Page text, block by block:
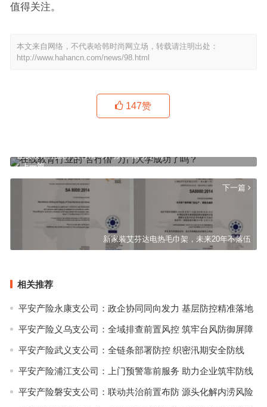
值得关注。
本文来自网络，不代表哈韩时尚网立场，转载请注明出处：
http://www.hahancn.com/news/98.html
147赞
上一篇
在线教育行业的“苦行僧” 万门大学成功了吗？
下一篇
新家装艾芬达电热毛巾架，未来20年不落伍
相关推荐
平安产险永康支公司：政企协同同向发力 基层防控精准落地
平安产险义乌支公司：全域排查前置风控 筑牢台风防御屏障
平安产险武义支公司：全链条部署防控 织密汛期安全防线
平安产险浦江支公司：上门预警靠前服务 助力企业筑牢防线
平安产险磐安支公司：联动共治前置布防 源头化解内涝风险